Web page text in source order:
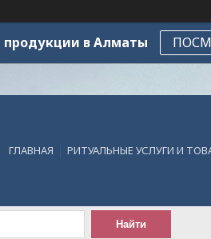
продукции в Алматы
ГЛАВНАЯ РИТУАЛЬНЫЕ УСЛУГИ И
Найти